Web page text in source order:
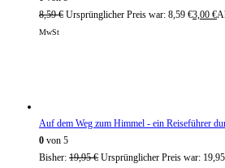
8,59€ Ursprünglicher Preis war: 8,59 €3,00 €
MwSt
Auf dem Weg zum Himmel - ein Reiseführer
0 von 5
Bisher: 19,95€ Ursprünglicher Preis war: